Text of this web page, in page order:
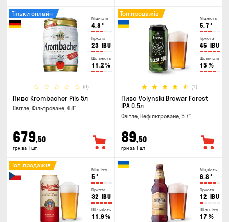
Міцність
4.8 °
Гіркота
23 IBU
Щільність
11.2 %
(0)
Тільки онлайн
Пиво Krombacher Pils 5л
Світле, Фільтроване, 4.8°
679,50
грн за 1 шт
Міцність
5.7 °
Гіркота
45 IBU
Щільність
15 %
(1)
Топ продажів
Пиво Volynski Browar Forest
IPA 0.5л
Світле, Нефільтроване, 5.7°
89,50
грн за 1 шт
Міцність
5 °
Гіркота
32 IBU
Щільність
11.9 %
Топ продажів
Міцність
6.8 °
Гіркота
12 IBU
Щільність
17 %